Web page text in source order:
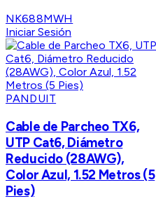
NK688MWH
Iniciar Sesión
PANDUIT
Cable de Parcheo TX6,
UTP Cat6, Diámetro
Reducido (28AWG),
Color Azul, 1.52 Metros (5
Pies)